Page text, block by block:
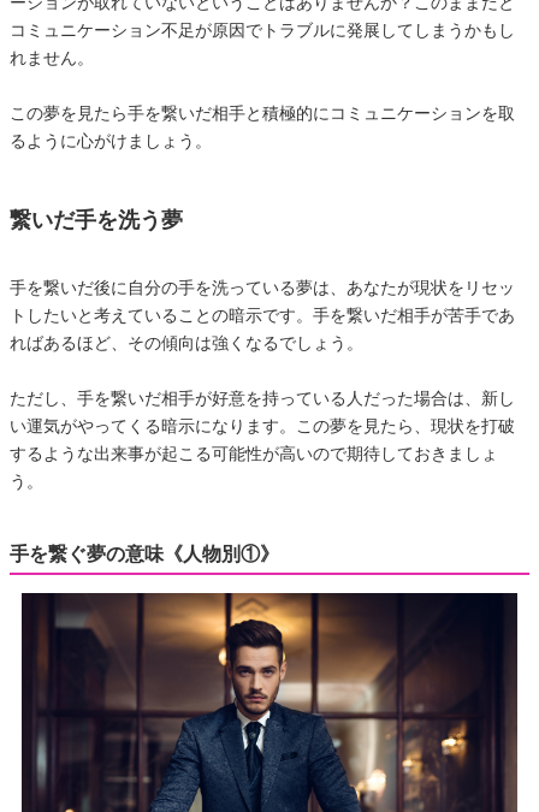
コミュニケーション不足が原因でトラブルに発展してしまうかもし
れません。
この夢を見たら手を繋いだ相手と積極的にコミュニケーションを取
るように心がけましょう。
繋いだ手を洗う夢
手を繋いだ後に自分の手を洗っている夢は、あなたが現状をリセッ
トしたいと考えていることの暗示です。手を繋いだ相手が苦手であ
ればあるほど、その傾向は強くなるでしょう。
ただし、手を繋いだ相手が好意を持っている人だった場合は、新し
い運気がやってくる暗示になります。この夢を見たら、現状を打破
するような出来事が起こる可能性が高いので期待しておきましょ
う。
手を繋ぐ夢の意味《人物別①》